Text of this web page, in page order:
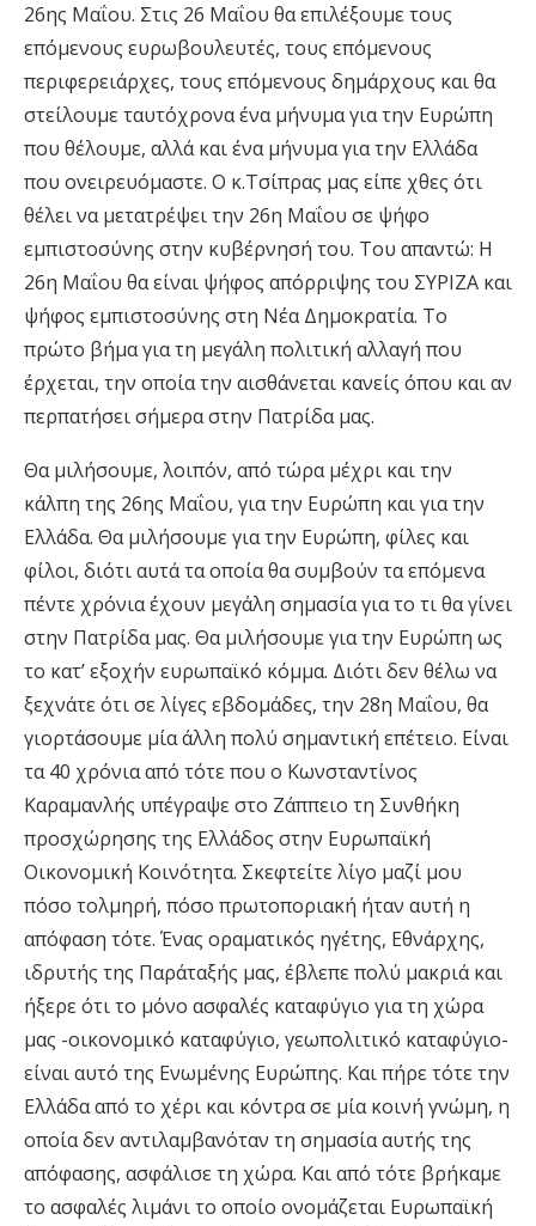
26ης Μαΐου. Στις 26 Μαΐου θα επιλέξουμε τους
επόμενους ευρωβουλευτές, τους επόμενους
περιφερειάρχες, τους επόμενους δημάρχους και θα
στείλουμε ταυτόχρονα ένα μήνυμα για την Ευρώπη
που θέλουμε, αλλά και ένα μήνυμα για την Ελλάδα
που ονειρευόμαστε. Ο κ.Τσίπρας μας είπε χθες ότι
θέλει να μετατρέψει την 26η Μαΐου σε ψήφο
εμπιστοσύνης στην κυβέρνησή του. Του απαντώ: Η
26η Μαΐου θα είναι ψήφος απόρριψης του ΣΥΡΙΖΑ και
ψήφος εμπιστοσύνης στη Νέα Δημοκρατία. Το
πρώτο βήμα για τη μεγάλη πολιτική αλλαγή που
έρχεται, την οποία την αισθάνεται κανείς όπου και αν
περπατήσει σήμερα στην Πατρίδα μας.
Θα μιλήσουμε, λοιπόν, από τώρα μέχρι και την
κάλπη της 26ης Μαΐου, για την Ευρώπη και για την
Ελλάδα. Θα μιλήσουμε για την Ευρώπη, φίλες και
φίλοι, διότι αυτά τα οποία θα συμβούν τα επόμενα
πέντε χρόνια έχουν μεγάλη σημασία για το τι θα γίνει
στην Πατρίδα μας. Θα μιλήσουμε για την Ευρώπη ως
το κατ’ εξοχήν ευρωπαϊκό κόμμα. Διότι δεν θέλω να
ξεχνάτε ότι σε λίγες εβδομάδες, την 28η Μαΐου, θα
γιορτάσουμε μία άλλη πολύ σημαντική επέτειο. Είναι
τα 40 χρόνια από τότε που ο Κωνσταντίνος
Καραμανλής υπέγραψε στο Ζάππειο τη Συνθήκη
προσχώρησης της Ελλάδος στην Ευρωπαϊκή
Οικονομική Κοινότητα. Σκεφτείτε λίγο μαζί μου
πόσο τολμηρή, πόσο πρωτοποριακή ήταν αυτή η
απόφαση τότε. Ένας οραματικός ηγέτης, Εθνάρχης,
ιδρυτής της Παράταξής μας, έβλεπε πολύ μακριά και
ήξερε ότι το μόνο ασφαλές καταφύγιο για τη χώρα
μας -οικονομικό καταφύγιο, γεωπολιτικό καταφύγιο-
είναι αυτό της Ενωμένης Ευρώπης. Και πήρε τότε την
Ελλάδα από το χέρι και κόντρα σε μία κοινή γνώμη, η
οποία δεν αντιλαμβανόταν τη σημασία αυτής της
απόφασης, ασφάλισε τη χώρα. Και από τότε βρήκαμε
το ασφαλές λιμάνι το οποίο ονομάζεται Ευρωπαϊκή